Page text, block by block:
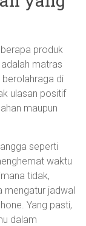
produk
matras
di
ulasan positif
maupun
seperti
waktu
tidak,
mengatur jadwal
Yang pasti,
dalam